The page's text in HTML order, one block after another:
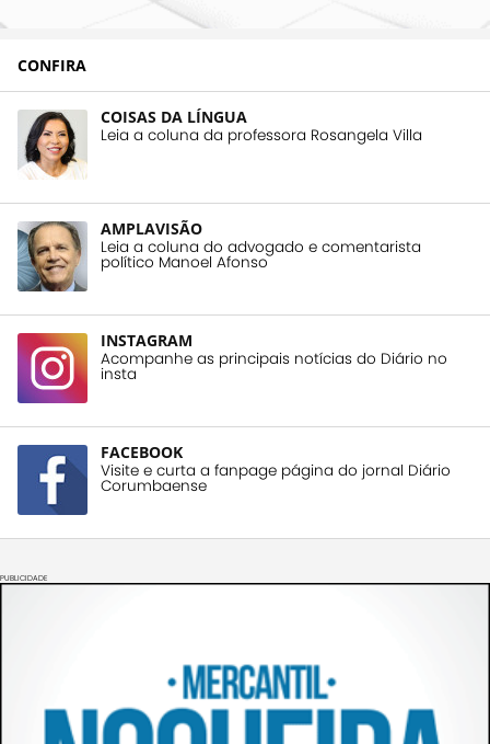
CONFIRA
COISAS DA LÍNGUA
Leia a coluna da professora Rosangela Villa
AMPLAVISÃO
Leia a coluna do advogado e comentarista
político Manoel Afonso
INSTAGRAM
Acompanhe as principais notícias do Diário no
insta
FACEBOOK
Visite e curta a fanpage página do jornal Diário
Corumbaense
PUBLICIDADE